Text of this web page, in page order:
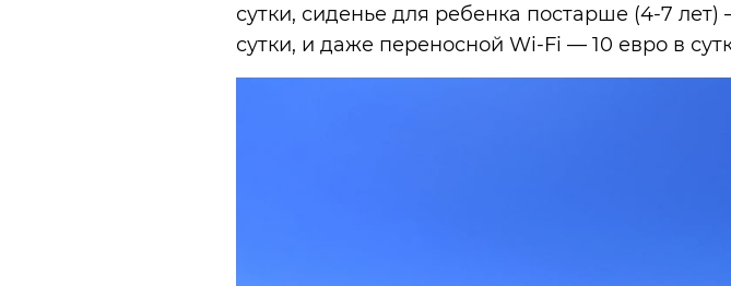
сутки, сиденье для ребенка постарше (4-7
сутки, и даже переносной Wi-Fi — 10 евро в